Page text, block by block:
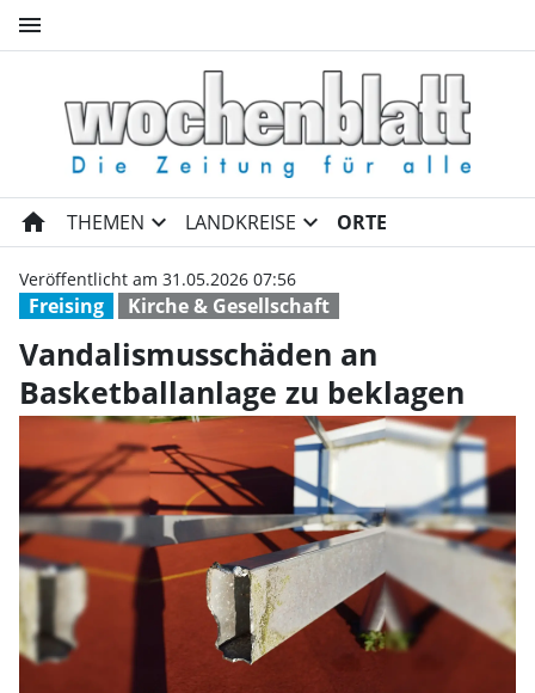
menu
Vandalismusschäden an
home THEMEN expand_more LANDKREISE expand_more ORTE
Freising Kirche & Gesellschaft
Veröffentlicht am 31.05.2026 07:56
Vandalismusschäden an
Basketballanlage zu beklagen